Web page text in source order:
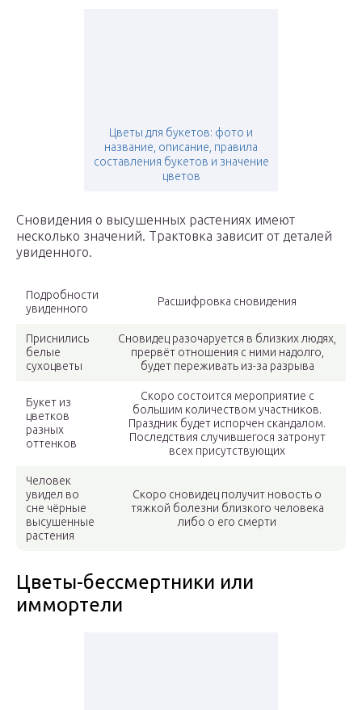
Цветы для букетов: фото и
название, описание, правила
составления букетов и значение
цветов
Сновидения о высушенных растениях имеют
несколько значений. Трактовка зависит от деталей
увиденного.
Подробности
увиденного
Расшифровка сновидения
Приснились
белые
сухоцветы
Сновидец разочаруется в близких людях,
прервёт отношения с ними надолго,
будет переживать из-за разрыва
Букет из
цветков
разных
оттенков
Скоро состоится мероприятие с
большим количеством участников.
Праздник будет испорчен скандалом.
Последствия случившегося затронут
всех присутствующих
Человек
увидел во
сне чёрные
высушенные
растения
Скоро сновидец получит новость о
тяжкой болезни близкого человека
либо о его смерти
Цветы-бессмертники или
иммортели